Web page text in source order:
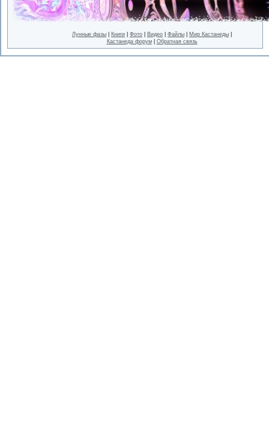
Лунные фазы Книги Фото Видео Файлы Мир Кастанеды
Кастанеда форум| Обратная связь